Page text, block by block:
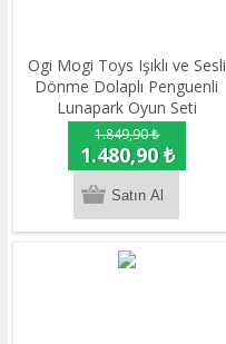
Ogi Mogi Toys Işıklı ve Sesli
Dönme Dolaplı Penguenli
Lunapark Oyun Seti
1.849,90 ₺
1.480,90 ₺